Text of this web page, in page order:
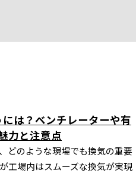
は？ベンチレーターや有
力と注意点
どのような現場でも換気の重要
工場内はスムーズな換気が実現